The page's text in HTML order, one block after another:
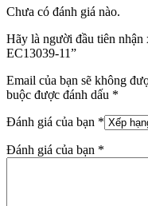
Chưa có đánh giá nào.
Hãy là người đầu tiên
EC13039-11”
Email của bạn sẽ không
buộc được đánh dấu *
Đánh giá của bạn *
Đánh giá của bạn *